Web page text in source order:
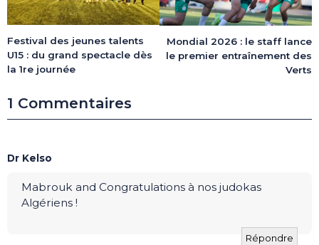
Festival des jeunes talents
U15 : du grand spectacle dès
la 1re journée
Mondial 2026 : le staff lance
le premier entraînement des
Verts
1 Commentaires
Dr Kelso
Mabrouk and Congratulations à nos judokas
Algériens !
Répondre